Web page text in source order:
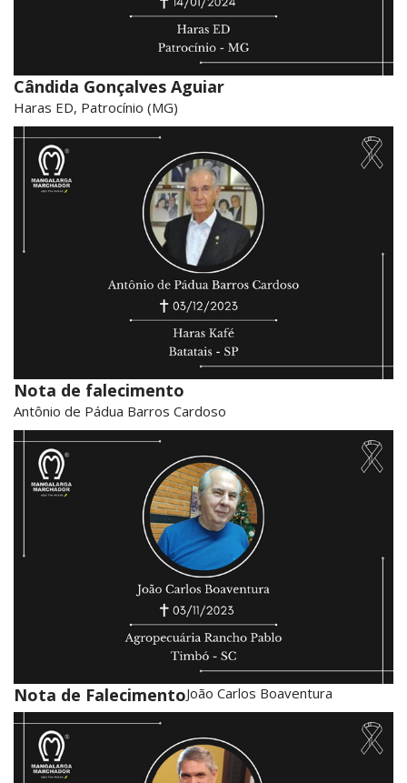
Cândida Gonçalves Aguiar
Haras ED, Patrocínio (MG)
Nota de falecimento
Antônio de Pádua Barros Cardoso
Nota de FalecimentoJoão Carlos Boaventura